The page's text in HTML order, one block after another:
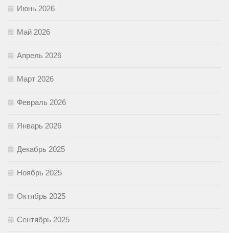
Июнь 2026
Май 2026
Апрель 2026
Март 2026
Февраль 2026
Январь 2026
Декабрь 2025
Ноябрь 2025
Октябрь 2025
Сентябрь 2025